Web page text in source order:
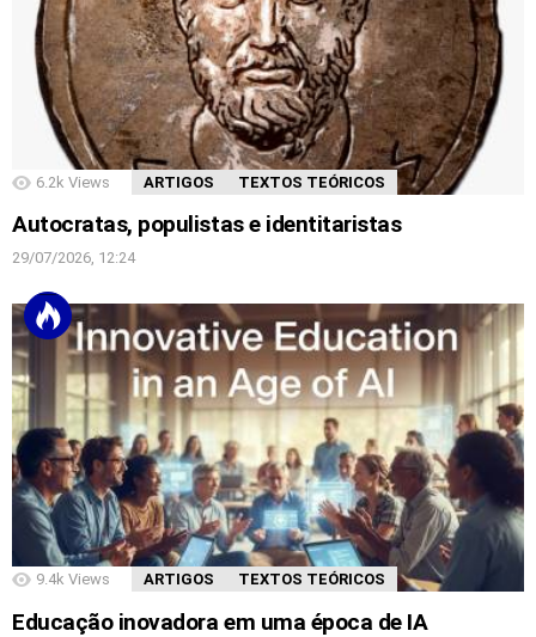
6.2k Views ARTIGOS TEXTOS TEÓRICOS
Autocratas, populistas e identitaristas
29/07/2026, 12:24
9.4k Views ARTIGOS TEXTOS TEÓRICOS
Educação inovadora em uma época de IA